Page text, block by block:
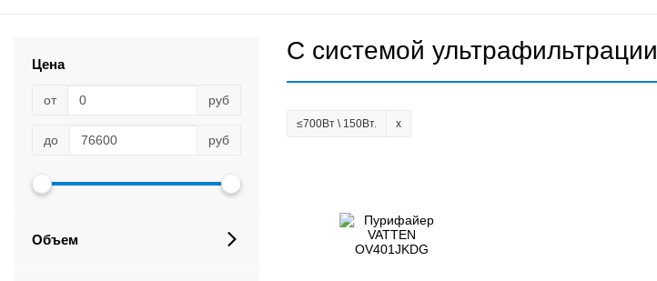
Цена
от руб
до руб
Объем
С системой ультрафильтрации
≤700Вт \ 150Вт.